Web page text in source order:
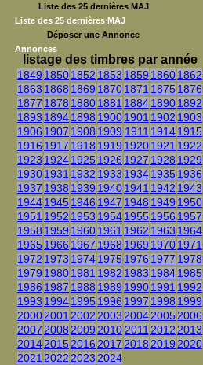
Liste des 25 dernières MAJ
Liste des 25 dernières MAJ
Déposer une Annonce
Annonces
listage des timbres par année
1849 18501852 1853 1859 18601862
1863 1868 1869 18701871 1875 1876
1877 1878 18801881 188418901892
1893 18941898 19001901 1902 1903
1906 1907 1908 1909 1911 19141915
1916 1917 1918 1919 19201921 1922
1923 19241925 1926 1927 1928 1929
19301931 1932 1933 19341935 1936
1937 1938 1939 19401941 1942 1943
19441945 1946 1947 1948 1949 1950
1951 1952 1953 19541955 1956 1957
1958 1959 19601961 1962 1963 1964
1965 1966 1967 1968 1969 19701971
1972 1973 19741975 1976 1977 1978
1979 19801981 1982 1983 19841985
1986 1987 1988 1989 19901991 1992
1993 19941995 1996 1997 1998 1999
20002001 2002 2003 20042005 2006
2007 2008 2009 2010 2011 2012 2013
20142015 2016 2017 2018 2019 2020
2021 2022 2023 2024